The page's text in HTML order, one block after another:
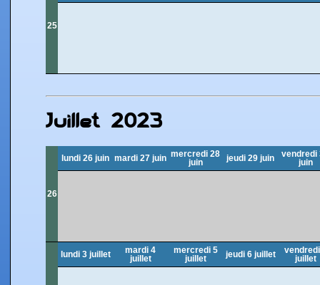
25
Juillet 2023
26
lundi 26 juin mardi 27 juin mercredi 28
juin
jeudi 29 juin
vendredi
juin
lundi 3 juillet
mardi 4
juillet
mercredi 5
juillet
jeudi 6 juillet
juillet